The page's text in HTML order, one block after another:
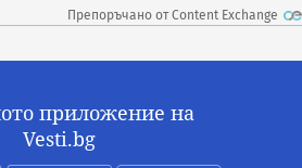
Препоръчано от Content Exchange
приложение на
Vesti.bg